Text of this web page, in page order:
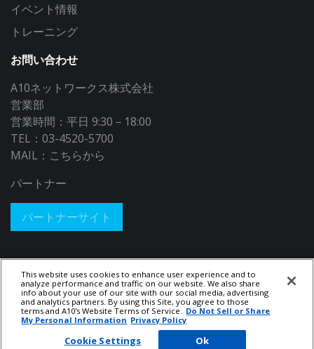
イベント情報
トレーニング
お問い合わせ
A10ネットワークス株式会社
営業部
営業時間：平日 9:30－18:00
TEL：03-4520-5700
MAIL： こちらから
パートナー
パートナーサイト
© 2026 A10 Networks, Inc. All rights reserved.
This website uses cookies to enhance user experience and to
analyze performance and traffic on our website. We also share
info about your use of our site with our social media, advertising
and analytics partners. By using this Site, you agree to those
terms and A10's Website Terms of Service. Do Not Sell or Share
My Personal Information Privacy Policy
Cookie Settings Ok